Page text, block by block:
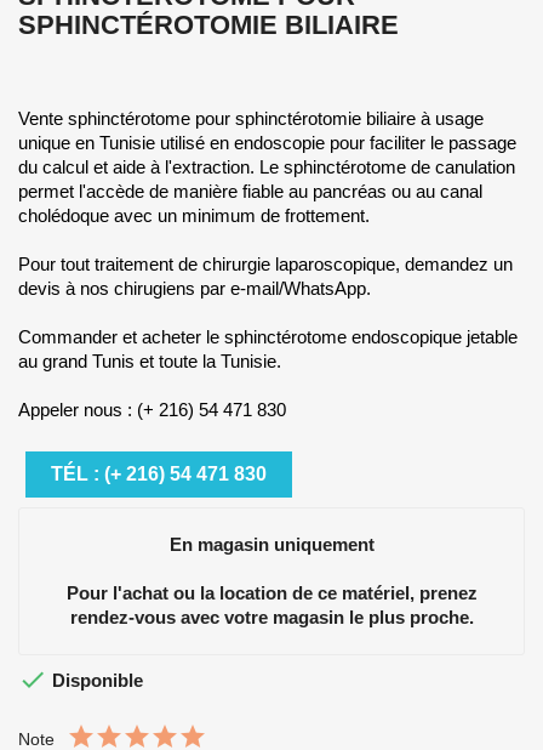
SPHINCTÉROTOMIE BILIAIRE
Vente sphinctérotome pour sphinctérotomie biliaire à usage
unique en Tunisie utilisé en endoscopie pour faciliter le passage
du calcul et aide à l'extraction. Le sphinctérotome de canulation
permet l'accède de manière fiable au pancréas ou au canal
cholédoque avec un minimum de frottement.
Pour tout traitement de chirurgie laparoscopique, demandez un
devis à nos chirugiens par e-mail/WhatsApp.
Commander et acheter le sphinctérotome endoscopique jetable
au grand Tunis et toute la Tunisie.
Appeler nous : (+ 216) 54 471 830
TÉL : (+ 216) 54 471 830
En magasin uniquement
Pour l'achat ou la location de ce matériel, prenez
rendez-vous avec votre magasin le plus proche.
 Disponible
Note